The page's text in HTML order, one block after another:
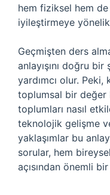
hem fiziksel hem de
iyileştirmeye
Geçmişten ders
anlayışını doğru
yardımcı olur.
toplumsal bir değer
toplumları nasıl
teknolojik gelişme
yaklaşımlar bu
sorular, hem
açısından önemli